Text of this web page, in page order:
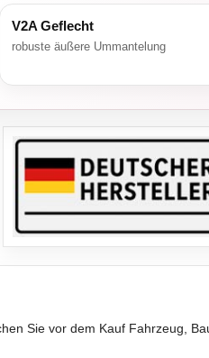
V2A Geflecht
robuste äußere Ummantelung
Sie vor dem Kauf Fahrzeug,